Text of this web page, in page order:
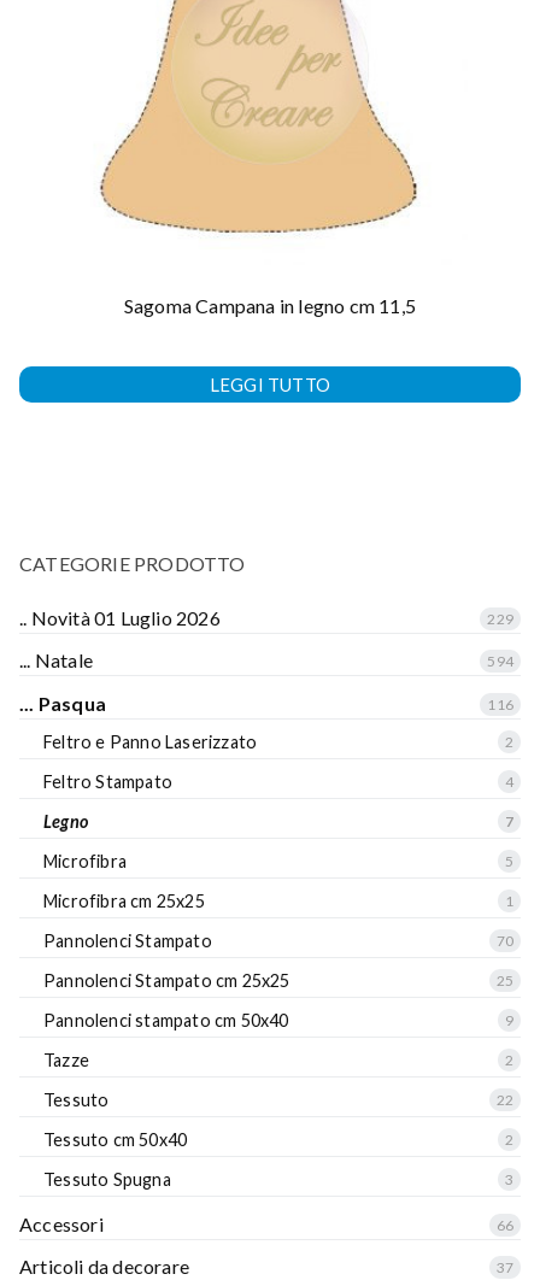
Sagoma Campana in legno cm 11,5
LEGGI TUTTO
CATEGORIE PRODOTTO
.. Novità 01 Luglio 2026 229
... Natale 594
... Pasqua 116
Feltro e Panno Laserizzato 2
Feltro Stampato 4
Legno 7
Microfibra 5
Microfibra cm 25x25 1
Pannolenci Stampato 70
Pannolenci Stampato cm 25x25 25
Pannolenci stampato cm 50x40 9
Tazze 2
Tessuto 22
Tessuto cm 50x40 2
Tessuto Spugna 3
Accessori 66
Articoli da decorare 37